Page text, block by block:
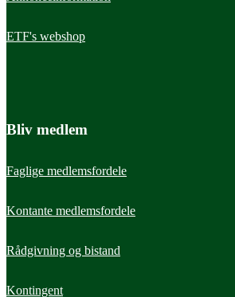
ETF's webshop
Bliv medlem
Faglige medlemsfordele
Kontante medlemsfordele
Rådgivning og bistand
Kontingent